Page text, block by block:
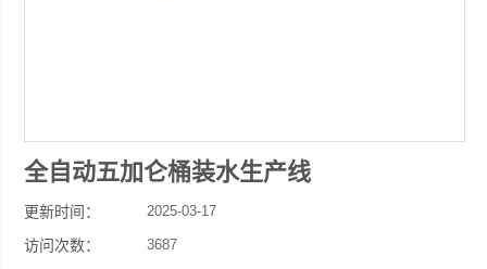
全自动五加仑桶装水生产线
更新时间： 2025-03-17
访问次数： 3687